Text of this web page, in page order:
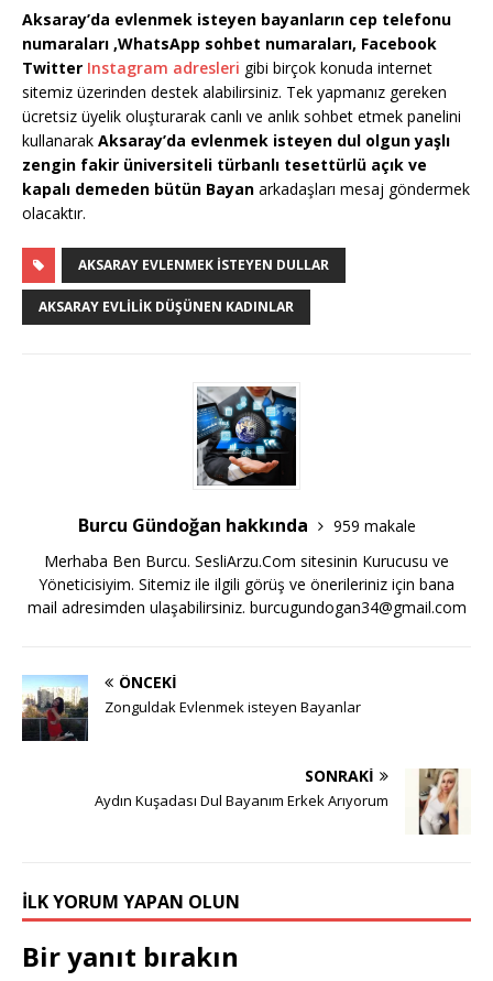
Aksaray’da evlenmek isteyen bayanların cep telefonu
numaraları ,WhatsApp sohbet numaraları, Facebook
Twitter Instagram adresleri gibi birçok konuda internet
sitemiz üzerinden destek alabilirsiniz. Tek yapmanız gereken
ücretsiz üyelik oluşturarak canlı ve anlık sohbet etmek panelini
kullanarak Aksaray’da evlenmek isteyen dul olgun yaşlı
zengin fakir üniversiteli türbanlı tesettürlü açık ve
kapalı demeden bütün Bayan arkadaşları mesaj göndermek
olacaktır.
AKSARAY EVLENMEK İSTEYEN DULLAR
AKSARAY EVLILIK DÜŞÜNEN KADINLAR
Burcu Gündoğan hakkında
959 makale
Merhaba Ben Burcu. SesliArzu.Com sitesinin Kurucusu ve
Yöneticisiyim. Sitemiz ile ilgili görüş ve önerileriniz için bana
mail adresimden ulaşabilirsiniz. burcugundogan34@gmail.com
ÖNCEKI
Zonguldak Evlenmek isteyen Bayanlar
SONRAKI
Aydın Kuşadası Dul Bayanım Erkek Arıyorum
İLK YORUM YAPAN OLUN
Bir yanıt bırakın